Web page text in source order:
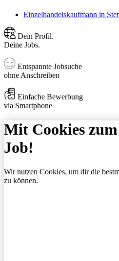
Einzelhandelskaufmann in
Dein Profil.
Deine Jobs.
Entspannte Jobsuche
ohne Anschreiben
Einfache Bewerbung
via Smartphone
Mit Cookies
Job!
Wir nutzen Cookies, um dir die
zu können.